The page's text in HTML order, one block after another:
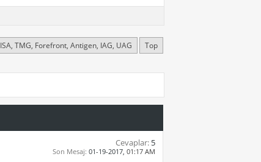
ISA, TMG, Forefront, Antigen, IAG, UAG Top
Cevaplar: 5
Son Mesaj: 01-19-2017, 01:17 AM